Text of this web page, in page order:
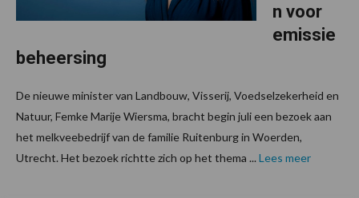
n voor
emissie
beheersing
De nieuwe minister van Landbouw, Visserij, Voedselzekerheid en
Natuur, Femke Marije Wiersma, bracht begin juli een bezoek aan
het melkveebedrijf van de familie Ruitenburg in Woerden,
Utrecht. Het bezoek richtte zich op het thema ... Lees meer